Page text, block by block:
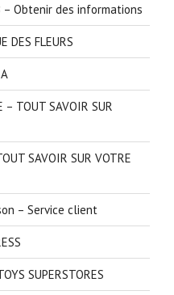
– Obtenir des informations
DES FLEURS
TOUT SAVOIR SUR
SAVOIR SUR VOTRE
– Service client
SUPERSTORES